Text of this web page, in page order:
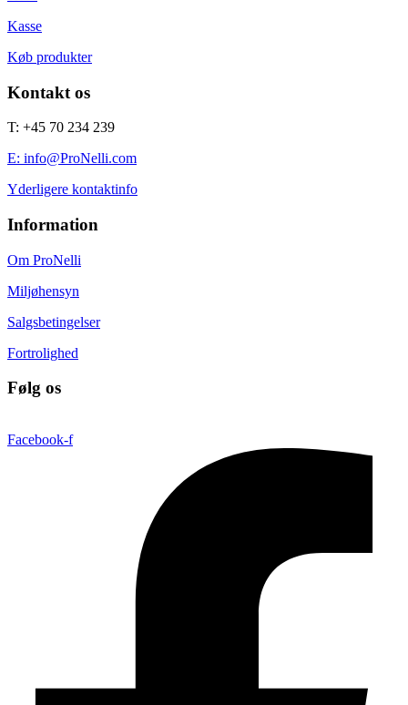
Kasse
Køb produkter
Kontakt os
T: +45 70 234 239
E: info@ProNelli.com
Yderligere kontaktinfo
Information
Om ProNelli
Miljøhensyn
Salgsbetingelser
Fortrolighed
Følg os
Facebook-f